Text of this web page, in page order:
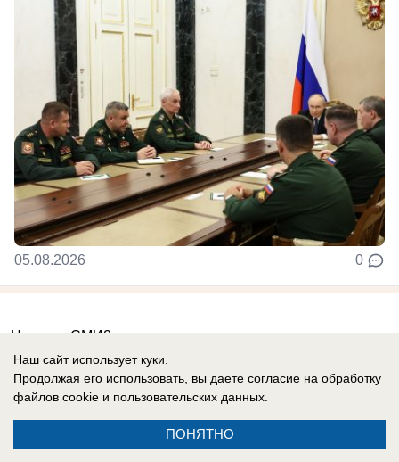
05.08.2026 0
Новости СМИ2
Реклама на сайте Вакансии
Наш сайт использует куки.
Продолжая его использовать, вы даете согласие на обработку
файлов cookie и пользовательских данных.
ПОНЯТНО